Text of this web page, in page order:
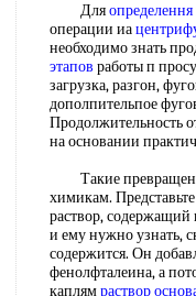
Дляопределення
операции иа
необходимо знать
этапов работы п
загрузка, разгон,
дополпительпое
Продолжительность
на основании
Такие
химикам.
раствор, содержащий
и ему нужно узнать,
содержится. Он
фенолфталеина, а
каплямраствор